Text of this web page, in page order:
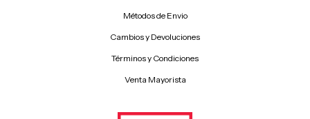
Métodos de Envio
Cambios y Devoluciones
Términos y Condiciones
Venta Mayorista